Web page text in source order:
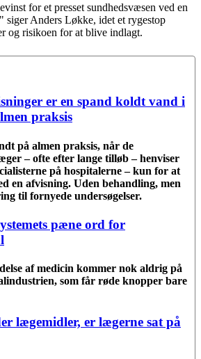
for et presset sundhedsvæsen ved en
siger Anders Løkke, idet et rygestop
og risikoen for at blive indlagt.
er en spand koldt vand i
praksis
på almen praksis, når de
– ofte efter lange tilløb – henviser
på hospitalerne – kun for at
en afvisning. Uden behandling, men
til fornyede undersøgelser.
pæne ord for
af medicin kommer nok aldrig på
som får røde knopper bare
lægemidler, er lægerne sat på